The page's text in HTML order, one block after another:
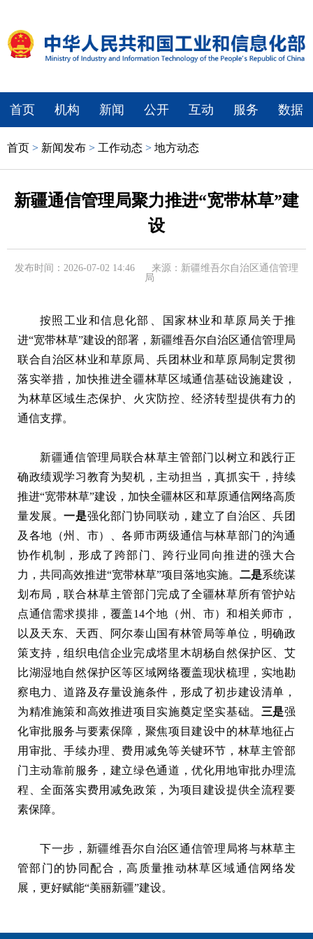
首页 机构 新闻 公开 互动 服务 数据
首页 > 新闻发布 > 工作动态 > 地方动态
新疆通信管理局聚力推进“宽带林草”建
设
发布时间：2026-07-02 14:46
来源：新疆维吾尔自治区通信管理
局
按照工业和信息化部‌、国家林业和草原局关于推
进“宽带林草”建设的部署，新疆维吾尔自治区通信管理局
联合自治区林业和草原局、兵团林业和草原局制定贯彻
落实举措，加快推进全疆林草区域通信基础设施建设，
为林草区域生态保护、火灾防控、经济转型提供有力的
通信支撑。
新疆通信管理局联合林草主管部门以树立和践行正
确政绩观学习教育为契机，主动担当，真抓实干，持续
推进“宽带林草”建设，加快全疆林区和草原通信网络高质
量发展。一是强化部门协同联动，建立了自治区、兵团
及各地（州、市）、各师市两级通信与林草部门的沟通
协作机制，形成了跨部门、跨行业同向推进的强大合
力，共同高效推进“宽带林草”项目落地实施。 二是系统谋
划布局，联合林草主管部门完成了全疆林草所有管护站
点通信需求摸排，覆盖14个地（州、市）和相关师市，
以及天东、天西、阿尔泰山国有林管局等单位，明确政
策支持，组织电信企业完成塔里木胡杨自然保护区、艾
比湖湿地自然保护区等区域网络覆盖现状梳理，实地勘
察电力、道路及存量设施条件，形成了初步建设清单，
为精准施策和高效推进项目实施奠定坚实基础。 三是强
化审批服务与要素保障，聚焦项目建设中的林草地征占
用审批、手续办理、费用减免等关键环节，林草主管部
门主动靠前服务，建立绿色通道，优化用地审批办理流
程、全面落实费用减免政策，为项目建设提供全流程要
素保障。
下一步，新疆维吾尔自治区通信管理局将与林草主
管部门的协同配合，高质量推动林草区域通信网络发
展，更好赋能“美丽新疆”建设。